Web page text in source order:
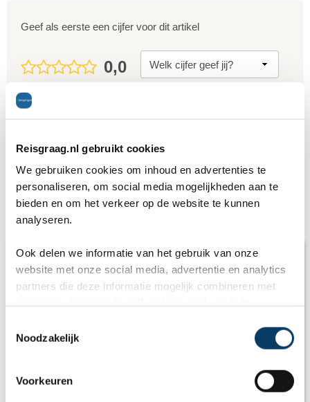
Reisgraag.nl gebruikt cookies
We gebruiken cookies om inhoud en advertenties te
personaliseren, om social media mogelijkheden aan te
bieden en om het verkeer op de website te kunnen
analyseren.
Ook delen we informatie van het gebruik van onze
website met onze social media, advertentie en analytics
partners die deze informatie mogelijk combineren met
Noodzakelijk
Voorkeuren
Geef als eerste een cijfer voor dit artikel
0,0
Deel dit artikel
Gerelateerde artikelen